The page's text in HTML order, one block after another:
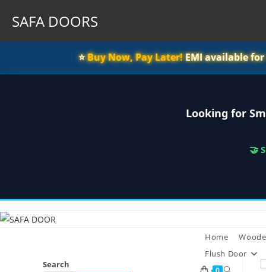
SAFA DOORS
⭐️Buy Now, Pay Later!EMI available for
Looking for
🤝
to
Home
Flush Door
Toggle
Search